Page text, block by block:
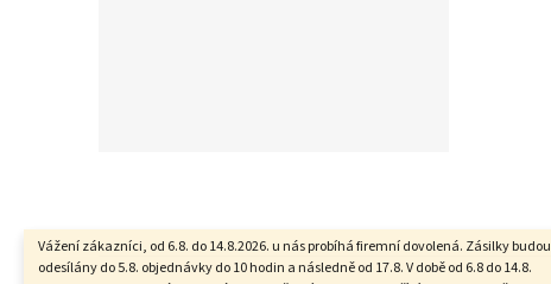
Vážení zákazníci, od 6.8. do 14.8.2026. u nás probíhá firemní dovolená. Zásilky budou
odesílány do 5.8. objednávky do 10 hodin a následně od 17.8. V době od 6.8 do 14.8.